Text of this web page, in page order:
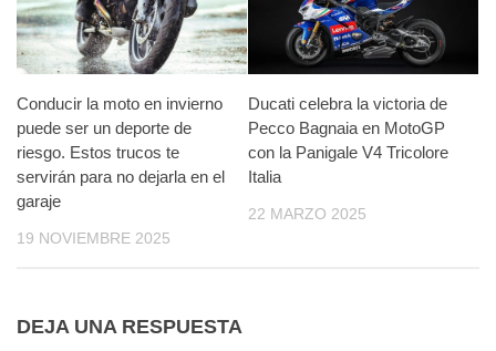
Conducir la moto en invierno
puede ser un deporte de
riesgo. Estos trucos te
servirán para no dejarla en el
garaje
19 NOVIEMBRE 2025
Ducati celebra la victoria de
Pecco Bagnaia en MotoGP
con la Panigale V4 Tricolore
Italia
22 MARZO 2025
DEJA UNA RESPUESTA